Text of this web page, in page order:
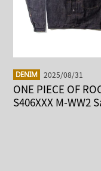
DENIM 2025/08/31
ONE PIECE OF
S406XXX M-WW2